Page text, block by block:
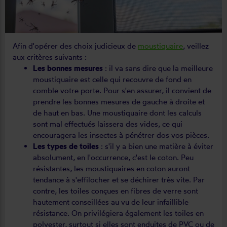
Afin d'opérer des choix judicieux de moustiquaire, veillez
aux critères suivants :
Les bonnes mesures : il va sans dire que la meilleure
moustiquaire est celle qui recouvre de fond en
comble votre porte. Pour s'en assurer, il convient de
prendre les bonnes mesures de gauche à droite et
de haut en bas. Une moustiquaire dont les calculs
sont mal effectués laissera des vides, ce qui
encouragera les insectes à pénétrer dos vos pièces.
Les types de toiles : s'il y a bien une matière à éviter
absolument, en l'occurrence, c'est le coton. Peu
résistantes, les moustiquaires en coton auront
tendance à s'effilocher et se déchirer très vite. Par
contre, les toiles conçues en fibres de verre sont
hautement conseillées au vu de leur infaillible
résistance. On privilégiera également les toiles en
polyester, surtout si elles sont enduites de PVC ou de